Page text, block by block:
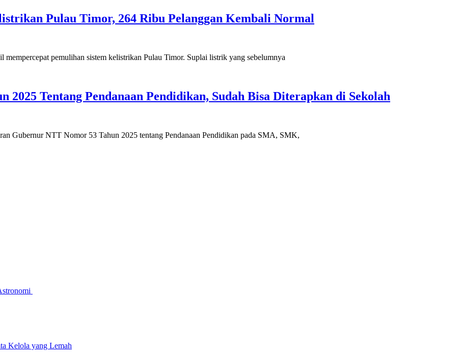
Pulau Timor, 264 Ribu Pelanggan Kembali Normal
pemulihan sistem kelistrikan Pulau Timor. Suplai listrik yang sebelumnya
2025 Tentang Pendanaan Pendidikan, Sudah Bisa Diterapkan di Sekolah
Gubernur NTT Nomor 53 Tahun 2025 tentang Pendanaan Pendidikan pada SMA, SMK,
Kelola yang Lemah